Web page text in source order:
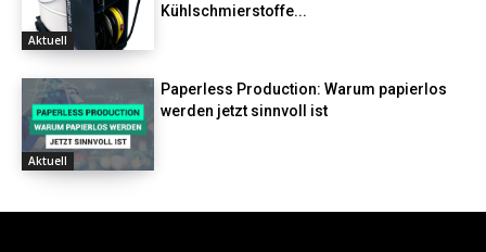
Aktuell
Kühlschmierstoffe...
Aktuell
Paperless Production: Warum papierlos
werden jetzt sinnvoll ist